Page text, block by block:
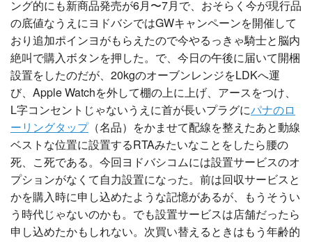
ング的にも新商品発売が6月〜7月で、おそらく今が現行品
の底値なうえにヨドバシではGWキャンペーンを開催して
おり追加ポインヨがもらえたので今やるっきゃ騎士と脳内
絶叫で購入ボタンを押した。で、今日の午後に届いて開梱
設置をしたのだが、20kgのオーブンレンジをLDKへ運
び、Apple Watchを外して棚の上に上げ、アースをつけ、
L字コンセントじゃないうえに首が長いプラグにパナのロ
ーリングタップ（名品）をかませて配線を整えたあと動線
ベストな位置に設置するRTAみたいなことをしたら腰の
死、こ死である。今回ヨドバシコムには設置サービスのオ
プションがなくて自力設置になった。前は回収サービスと
かを購入時に申し込めたような記憶があるが、もうそうい
う時代じゃないのかも。でも設置サービスは店舗だったら
申し込めたかもしれない。次買い替えるときはもう年齢的